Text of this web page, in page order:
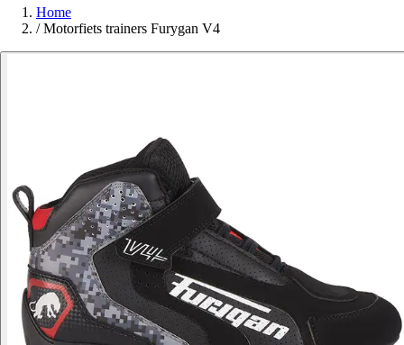
Home
/ Motorfiets trainers Furygan V4